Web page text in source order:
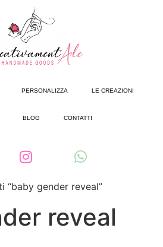
PERSONALIZZA LE CREAZIONI
BLOG CONTATTI
“baby gender reveal”
reveal